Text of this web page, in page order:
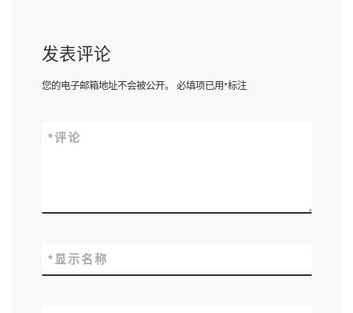
发表评论
您的电子邮箱地址不会被公开。 必填项已用*标注
评论
*
显示名称
*